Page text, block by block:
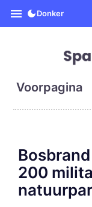
Donker
Voorpagina
200